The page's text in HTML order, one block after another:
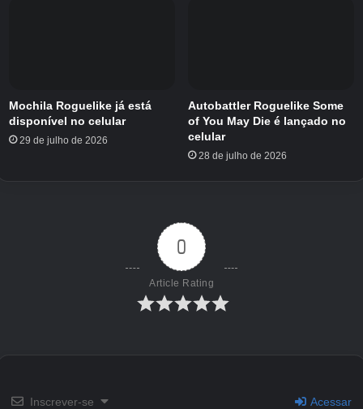
Mochila Roguelike já está
disponível no celular
29 de julho de 2026
Autobattler Roguelike Some
of You May Die é lançado no
celular
28 de julho de 2026
0
Article Rating
Inscrever-se Acessar